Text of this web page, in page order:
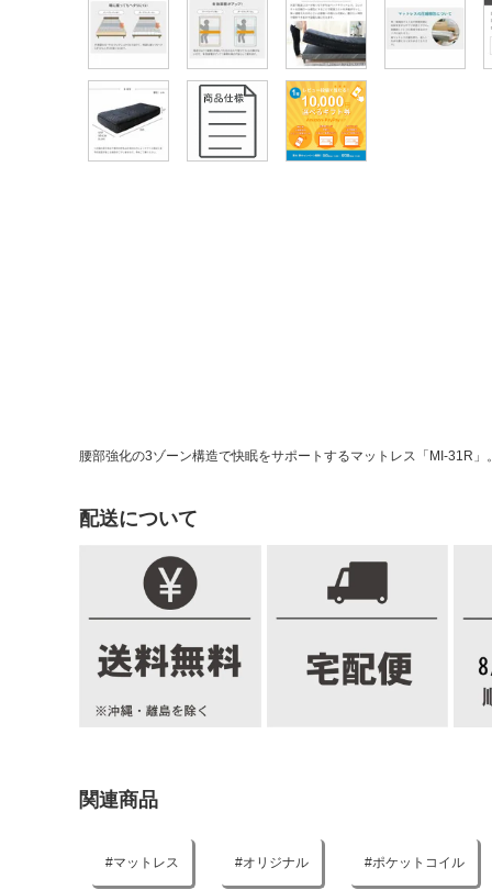
腰部強化の3ゾーン構造で快眠をサポートするマットレス「MI-31R
配送について
関連商品
マットレス オリジナル ポケットコイル